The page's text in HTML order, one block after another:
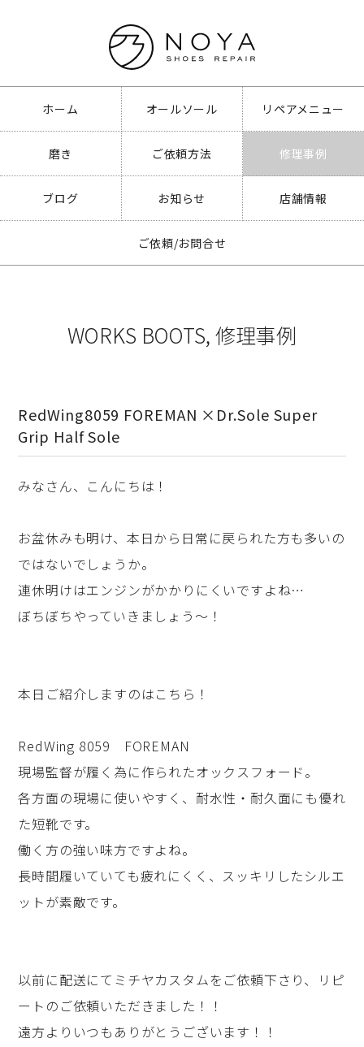
ホーム オールソール リペアメニュー
磨き ご依頼方法 修理事例
ブログ お知らせ 店舗情報
ご依頼/お問合せ
WORKS BOOTS,修理事例
RedWing8059 FOREMAN ×Dr.Sole Super
Grip Half Sole
みなさん、こんにちは！
お盆休みも明け、本日から日常に戻られた方も多いの
ではないでしょうか。
連休明けはエンジンがかかりにくいですよね…
ぼちぼちやっていきましょう～！
本日ご紹介しますのはこちら！
RedWing 8059 FOREMAN
現場監督が履く為に作られたオックスフォード。
各方面の現場に使いやすく、耐水性・耐久面にも優れ
た短靴です。
働く方の強い味方ですよね。
長時間履いていても疲れにくく、スッキリしたシルエ
ットが素敵です。
以前に配送にてミチヤカスタムをご依頼下さり、リピ
ートのご依頼いただきました！！
遠方よりいつもありがとうございます！！